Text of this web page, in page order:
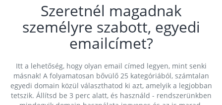
Szeretnél magadnak
személyre szabott, egyedi
emailcímet?
Itt a lehetőség, hogy olyan email címed legyen, mint senki
másnak! A folyamatosan bővülő 25 kategóriából, számtalan
egyedi domain közül választhatod ki azt, amelyik a legjobban
tetszik. Állítsd be 3 perc alatt, és használd - rendszerünkben